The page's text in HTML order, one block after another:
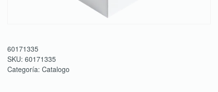
60171335
SKU: 60171335
Categoría: Catalogo